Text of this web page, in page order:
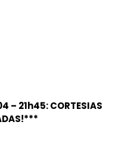
21h45: CORTESIAS